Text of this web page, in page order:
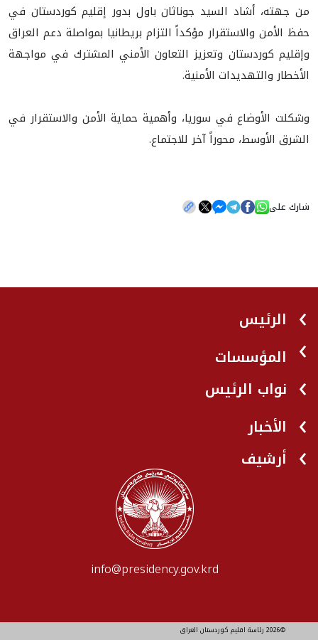
من جهته، أشاد السيد جوناثان باول بدور إقليم كوردستان في
حفظ الأمن والاستقرار مؤكداً التزام بريطانيا بمواصلة دعم العراق
وإقليم كوردستان وتعزيز التعاون الأمني المشترك في مواجهة
الأخطار والتهديدات الأمنية.
وشكلت الأوضاع في سوريا، وأهمية حماية الأمن والاستقرار في
الشرق الأوسط، محوراً آخر للاجتماع.
شارك على
الرئيس
المؤسسات
نواب الرئيس
الأخبار
أرشيف
info@presidency.gov.krd
©2026 رئاسة اقليم كوردستان العراق